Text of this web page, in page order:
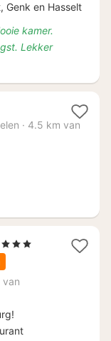
Genk en Hasselt
kamer.
Lekker
· 4.5 km van
Sterren
van